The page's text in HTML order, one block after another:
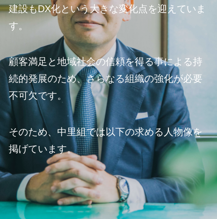
建設もDX化という大きな変化点を迎えていま
す。
顧客満足と地域社会の信頼を得る事による持
続的発展のため、さらなる組織の強化が必要
不可欠です。
そのため、中里組では以下の求める人物像を
掲げています。